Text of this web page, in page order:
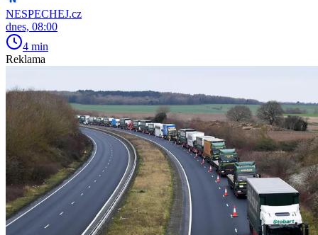
NESPECHEJ.cz
dnes, 08:00
4 min
Reklama